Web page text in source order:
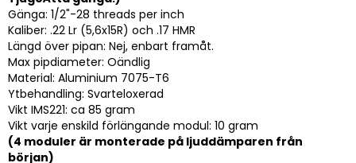
Gänga: 1/2"-28 threads per inch
Kaliber: .22 Lr (5,6x15R) och .17 HMR
Längd över pipan: Nej, enbart framåt.
Max pipdiameter: Oändlig
Material: Aluminium 7075-T6
Ytbehandling: Svarteloxerad
Vikt IMS221: ca 85 gram
Vikt varje enskild förlängande modul: 10 gram
(4 moduler är monterade på ljuddämparen från
början)